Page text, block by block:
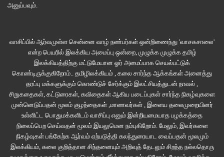
சொன்ன எதையும் நம்பாத நண்பர் பின்னர் அதை உண்மையா பொய்யா என்ற
உறுதி செய்துகொள்ள அன்று இரவு என் வீட்டுக்கு வந்தார். இரவு உணவு, பின்னர்
உறக்கத்தின் நடுவே நண்பனின் அலறல் சத்தம் கேட்டது. ஆனால் அந்த அலறல்
சத்தத்தில் என் முனகல் சத்தம் கேட்கவில்லை. நான், ‘என்னை விடுடா’ என்று
முனகிக்கொண்டிருந்தேன். நண்பன் மிகச்சரியாக என் மார்பு மேல் அமர்ந்து என்
கழுத்தைநெரித்துக் கொண்டிருந்தான். இரவின் கரு நீல ஆழத்தில் அவன்
கண்கள் ஒரு பூனையின் கண்கள் போல மினுங்கிக் கொண்டிருந்தன. அந்தக்
அனுப்பவும்.
வாசிப்பில் ஆர்வமுள்ள சென்னை வாழ் நண்பர்கள் ஒன்றிணைந்து 'வாசகசாலை'
என்ற பெயரில் இலக்கிய அமைப்பு ஒன்றை, முழுக்க முழுக்க தமிழ்
இலக்கியத்திற்கு மட்டுமேயான ஓர் அமைப்பாக செயல்பட்டுக்
கொண்டிருக்குகிறோம்.. தமிழிலக்கியம் , கலை சார்ந்த ஆக்கங்கள் அனைத்து
தரப்பு மக்களுக்கும் கொண்டுச் சேர்க்கும் இலட்சியத்துடன் நாவல் ,
சிறுகதைகள், கட்டுரைகள், கவிதைகள் ஆகிய படைப்புகள் சார்ந்த நிகழ்வுகளை
முன்னெடுப்பதன் மூலம் குழந்தைகள் ,மாணவர்கள் , இளைய தலைமுறையினர்
உள்ளிட்ட பொதுமக்களிடம் வாசிப்பு எனும் இன்றியமையாத பழக்கத்தை
நிலைப்பெற செய்வதன் மூலம் இயலுமென நம்புகிறோம். மேலும், இவர்களை
நிகழ்வுகள் பங்கேற்க ஆர்வம் ஏற்படுத்தி கலந்துரையாட வைப்பதன் மூலமும்
இலக்கியம், கலை குறித்தான சிந்தனையும் அறிவுத் தேடலும் சிறந்த நல்லதொரு